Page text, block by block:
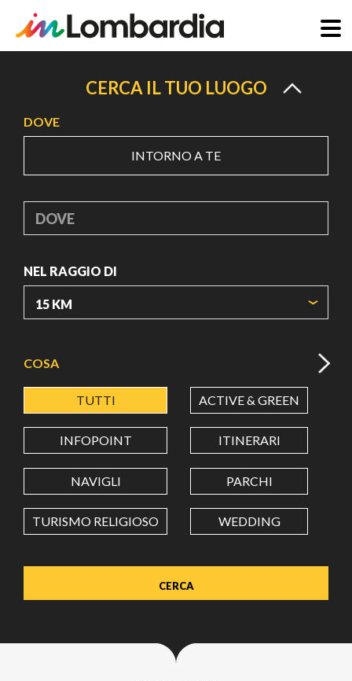
principale
CERCA IL TUO LUOGO
DOVE
INTORNO A TE
DOVE
NEL RAGGIO DI
LATITUDINE
LONGITUDINE
Value in decimal degrees. Use dot (.) as decimal separator.
COSA
TUTTI ACTIVE & GREEN
INFOPOINT ITINERARI
NAVIGLI PARCHI
TURISMO RELIGIOSO WEDDING